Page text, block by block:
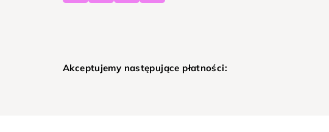
Akceptujemy następujące płatności: